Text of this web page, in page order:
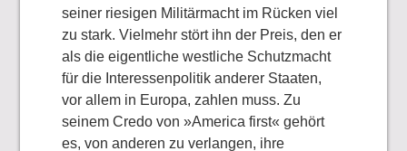
seiner riesigen Militärmacht im Rücken viel
zu stark. Vielmehr stört ihn der Preis, den er
als die eigentliche westliche Schutzmacht
für die Interessenpolitik anderer Staaten,
vor allem in Europa, zahlen muss. Zu
seinem Credo von »America first« gehört
es, von anderen zu verlangen, ihre